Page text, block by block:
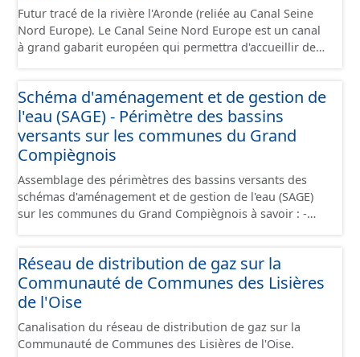
la partie du sud CSNE.
Futur tracé de la rivière l'Aronde (reliée au Canal Seine
Nord Europe). Le Canal Seine Nord Europe est un canal
à grand gabarit européen qui permettra d'accueillir des
tonnes de marchandises, soit l'équivalent de 220
camions. Il reliera l’Oise au canal Dunkerque-Escaut, de
Compiègne à Aubencheul-au-Bac (près de Cambrai).
Schéma d'aménagement et de gestion de
l'eau (SAGE) - Périmètre des bassins
versants sur les communes du Grand
Compiègnois
Assemblage des périmètres des bassins versants des
schémas d'aménagement et de gestion de l'eau (SAGE)
sur les communes du Grand Compiègnois à savoir : -
planification qui fixe les objectifs et les règles de gestion
locale de l’eau pour un périmètre hydrographique
cohérent. Le SAGE est élaboré et mis en œuvre par les
représentants de l’État…) réunis au sein de la
commission locale de l’eau (CLE). Il établit un projet pour
Réseau de distribution de gaz sur la
Communauté de Communes des Lisières
de l'Oise
Canalisation du réseau de distribution de gaz sur la
Communauté de Communes des Lisières de l'Oise.